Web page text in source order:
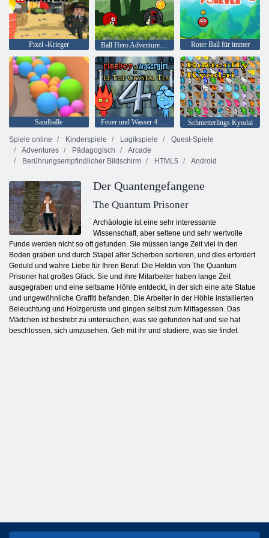
Pixel -Krieger Ball Hero Adventure: Roter Schlagball Roter Ball für immer
Sandbälle
Schmetterlings Kyodai
Spiele online
Kinderspiele Logikspiele
Quest-Spiele
Adventures
Pädagogisch
Arcade
Berührungsempfindlicher Bildschirm
HTML5 Android
Der Quantengefangene
The Quantum Prisoner
Archäologie ist eine sehr interessante
Wissenschaft, aber seltene und sehr wertvolle
Funde werden nicht so oft gefunden. Sie müssen lange Zeit viel in den
Boden graben und durch Stapel alter Scherben sortieren, und dies erfordert
Geduld und wahre Liebe für Ihren Beruf. Die Heldin von The Quantum
Prisoner hat großes Glück. Sie und ihre Mitarbeiter haben lange Zeit
ausgegraben und eine seltsame Höhle entdeckt, in der sich eine alte Statue
und ungewöhnliche Graffiti befanden. Die Arbeiter in der Höhle installierten
Beleuchtung und Holzgerüste und gingen selbst zum Mittagessen. Das
Mädchen ist bestrebt zu untersuchen, was sie gefunden hat und sie hat
beschlossen, sich umzusehen. Geh mit ihr und studiere, was sie findet.